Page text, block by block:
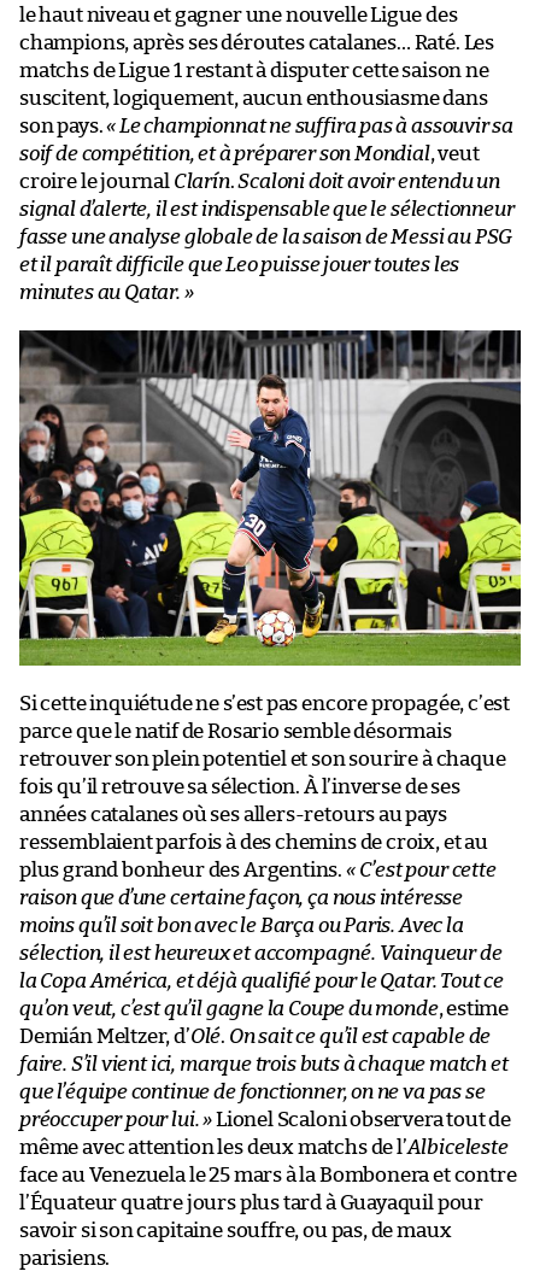
le haut niveau et gagner une nouvelle Ligue des
champions, après ses déroutes catalanes… Raté. Les
matchs de Ligue 1 restant à disputer cette saison ne
suscitent, logiquement, aucun enthousiasme dans
son pays.« Le championnat ne suffira pas à assouvir sa
soif de compétition, et à préparer son Mondial, veut
croire le journal Clarín.Scaloni doit avoir entendu un
signal d’alerte, il est indispensable que le sélectionneur
fasse une analyse globale de la saison de Messi au PSG
et il paraît difficile que Leo puisse jouer toutes les
minutes au Qatar. »
Si cette inquiétude ne s’est pas encore propagée, c’est
parce que le natif de Rosario semble désormais
retrouver son plein potentiel et son sourire à chaque
fois qu’il retrouve sa sélection. À l’inverse de ses
années catalanes où ses allers-retours au pays
ressemblaient parfois à des chemins de croix, et au
plus grand bonheur des Argentins. « C’est pour cette
raison que d’une certaine façon, ça nous intéresse
moins qu’il soit bon avec le Barça ou Paris. Avec la
sélection, il est heureux et accompagné. Vainqueur de
la Copa América, et déjà qualifié pour le Qatar. Tout ce
qu’on veut, c’est qu’il gagne la Coupe du monde, estime
Demián Meltzer, d’Olé. On sait ce qu’il est capable de
faire. S’il vient ici, marque trois buts à chaque match et
que l’équipe continue de fonctionner, on ne va pas se
préoccuper pour lui. »Lionel Scaloni observera tout de
même avec attention les deux matchs de l’Albiceleste
face au Venezuela le 25 mars à la Bombonera et contre
l’Équateur quatre jours plus tard à Guayaquil pour
savoir si son capitaine souffre, ou pas, de maux
parisiens.